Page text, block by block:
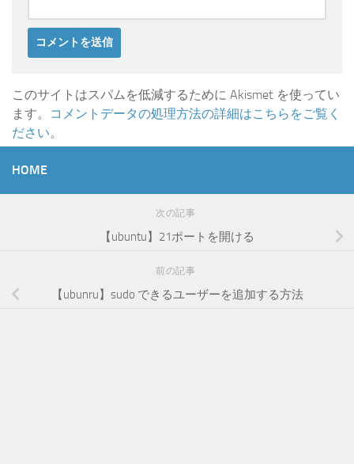
このサイトはスパムを低減するために Akismet を使ってい
ます。
コメントデータの処理方法の詳細はこちらをご覧く
ださい。
HOME
次の記事
【ubuntu】21ポートを開ける
前の記事
【ubunru】sudo できるユーザーを追加する方法